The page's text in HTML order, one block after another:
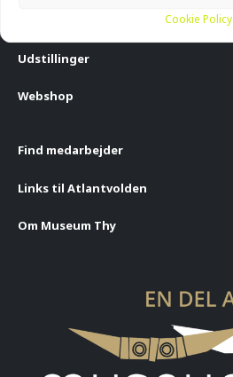
Cookie Policy
Udstillinger
Webshop
Find medarbejder
Links til Atlantvolden
Om Museum Thy